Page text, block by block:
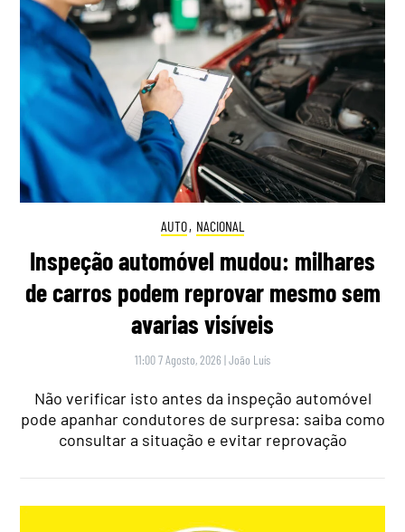
AUTO, NACIONAL
Inspeção automóvel mudou: milhares
de carros podem reprovar mesmo sem
avarias visíveis
11:00 7 Agosto, 2026 |João Luís
Não verificar isto antes da inspeção automóvel
pode apanhar condutores de surpresa: saiba como
consultar a situação e evitar reprovação